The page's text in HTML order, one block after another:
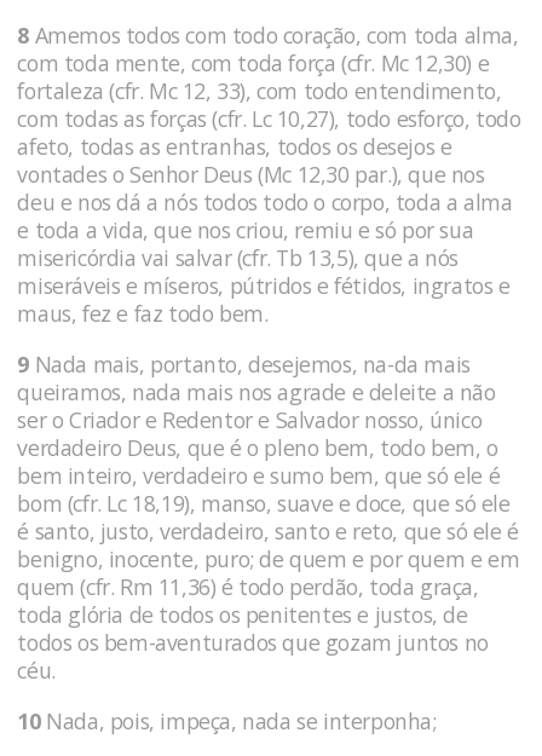
8 Amemos todos com todo coração, com toda alma,
com toda mente, com toda força (cfr. Mc 12,30) e
fortaleza (cfr. Mc 12, 33), com todo entendimento,
com todas as forças (cfr. Lc 10,27), todo esforço, todo
afeto, todas as entranhas, todos os desejos e
vontades o Senhor Deus (Mc 12,30 par.), que nos
deu e nos dá a nós todos todo o corpo, toda a alma
e toda a vida, que nos criou, remiu e só por sua
misericórdia vai salvar (cfr. Tb 13,5), que a nós
miseráveis e míseros, pútridos e fétidos, ingratos e
maus, fez e faz todo bem.
9 Nada mais, portanto, desejemos, na-da mais
queiramos, nada mais nos agrade e deleite a não
ser o Criador e Redentor e Salvador nosso, único
verdadeiro Deus, que é o pleno bem, todo bem, o
bem inteiro, verdadeiro e sumo bem, que só ele é
bom (cfr. Lc 18,19), manso, suave e doce, que só ele
é santo, justo, verdadeiro, santo e reto, que só ele é
benigno, inocente, puro; de quem e por quem e em
quem (cfr. Rm 11,36) é todo perdão, toda graça,
toda glória de todos os penitentes e justos, de
todos os bem-aventurados que gozam juntos no
céu.
10Nada, pois, impeça, nada se interponha;